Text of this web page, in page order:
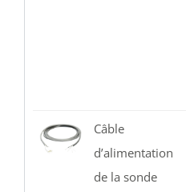
Câble
d’alimentation
de la sonde